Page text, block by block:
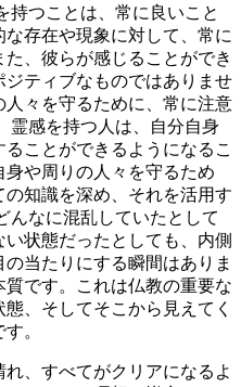
持つことは、常に良いこと
存在や現象に対して、常に
、彼らが感じることができ
ティブなものではありませ
々を守るために、常に注意
霊感を持つ人は、自分自身
ことができるようになるこ
や周りの人々を守るため
知識を深め、それを活用す
んなに混乱していたとして
状態だったとしても、内側
当たりにする瞬間はありま
です。これは仏教の重要な
、そしてそこから見えてく
。
、すべてがクリアになるよ